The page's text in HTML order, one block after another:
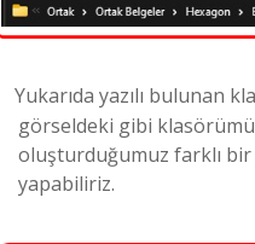
Yukarıda yazılı bulunan
görseldeki gibi
oluşturduğumuz farklı bir
yapabiliriz.